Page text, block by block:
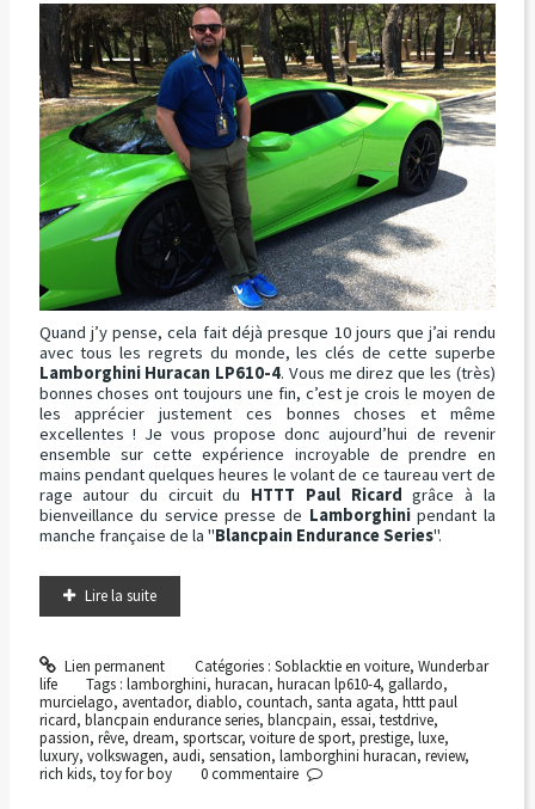
Quand j’y pense, cela fait déjà presque 10 jours que j’ai rendu
avec tous les regrets du monde, les clés de cette superbe
Lamborghini Huracan LP610-4. Vous me direz que les (très)
bonnes choses ont toujours une fin, c’est je crois le moyen de
les apprécier justement ces bonnes choses et même
excellentes ! Je vous propose donc aujourd’hui de revenir
ensemble sur cette expérience incroyable de prendre en
mains pendant quelques heures le volant de ce taureau vert de
rage autour du circuit du HTTT Paul Ricard grâce à la
bienveillance du service presse de Lamborghinipendant la
manche française de la "Blancpain Endurance Series".
Lire la suite
Lien permanent Catégories : Soblacktie en voiture, Wunderbar
life
Tags :lamborghini,huracan,huracan lp610-4,gallardo,
murcielago, aventador, diablo, countach, santa agata, httt paul
ricard, blancpain endurance series, blancpain, essai, testdrive,
passion, rêve, dream, sportscar, voiture de sport, prestige, luxe,
luxury, volkswagen, audi, sensation, lamborghini huracan, review,
rich kids, toy for boy 0commentaire